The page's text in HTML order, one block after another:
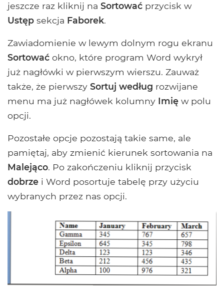
jeszcze raz kliknij na Sortować przycisk w
Ustęp sekcja Faborek.
Zawiadomienie w lewym dolnym rogu ekranu
Sortować okno, które program Word wykrył
już nagłówki w pierwszym wierszu. Zauważ
także, że pierwszy Sortuj według rozwijane
menu ma już nagłówek kolumny Imię w polu
opcji.
Pozostałe opcje pozostają takie same, ale
pamiętaj, aby zmienić kierunek sortowania na
Malejąco. Po zakończeniu kliknij przycisk
dobrze i Word posortuje tabelę przy użyciu
wybranych przez nas opcji.